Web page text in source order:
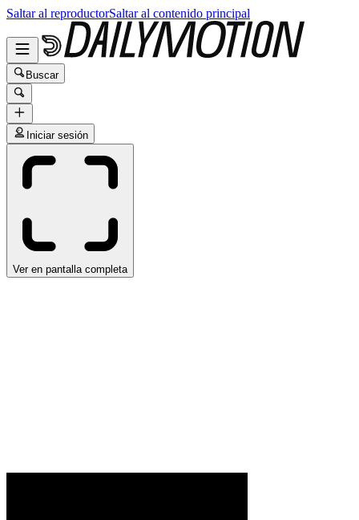
Saltar al reproductorSaltar al contenido principal
Buscar
Iniciar sesión
Ver en pantalla completa